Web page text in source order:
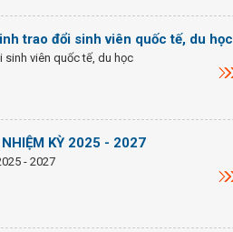
trao đổi sinh viên quốc tế, du học
viên quốc tế, du học
KỲ 2025 - 2027
- 2027